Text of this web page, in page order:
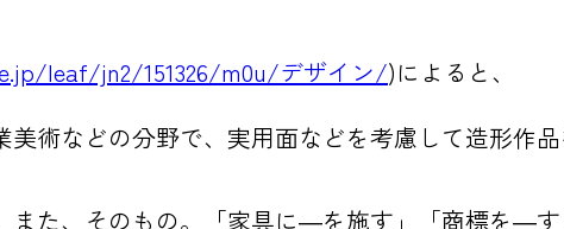
leaf/jn2/151326/m0u/デザイン/)によると、
美術などの分野で、実用面などを考慮して造形作
また、そのもの。「家具に―を施す」「商標を―す